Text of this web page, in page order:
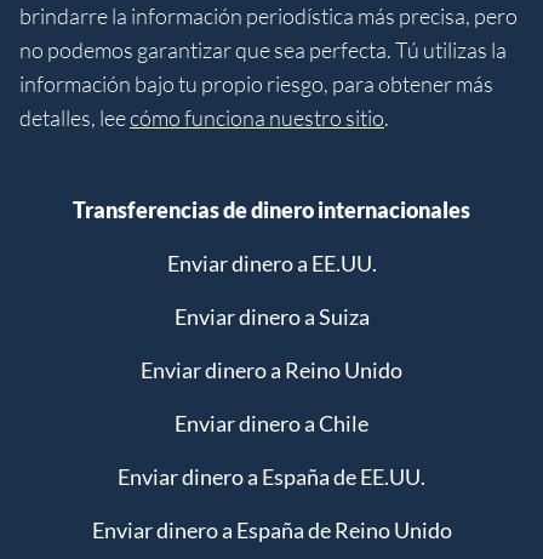
brindarre la información periodística más precisa, pero
no podemos garantizar que sea perfecta. Tú utilizas la
información bajo tu propio riesgo, para obtener más
detalles, leecómo funciona nuestro sitio.
Transferencias de dinero internacionales
Enviar dinero a EE.UU.
Enviar dinero a Suiza
Enviar dinero a Reino Unido
Enviar dinero a Chile
Enviar dinero a España de EE.UU.
Enviar dinero a España de Reino Unido